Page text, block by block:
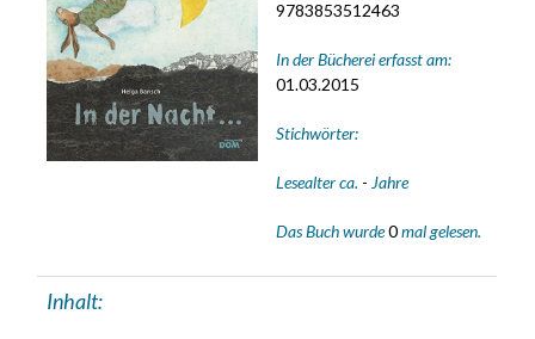
9783853512463
In der Bücherei erfasst am:
01.03.2015
Stichwörter:
Lesealter ca. - Jahre
Das Buch wurde0mal gelesen.
Inhalt: